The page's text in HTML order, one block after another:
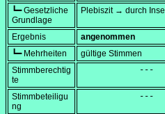
┗━ Gesetzliche
Grundlage
Plebiszit → durch
Ergebnis
angenommen
┗━ Mehrheiten
gültige Stimmen
Stimmberechtig
te
            ---
Stimmbeteiligu
ng
            ---